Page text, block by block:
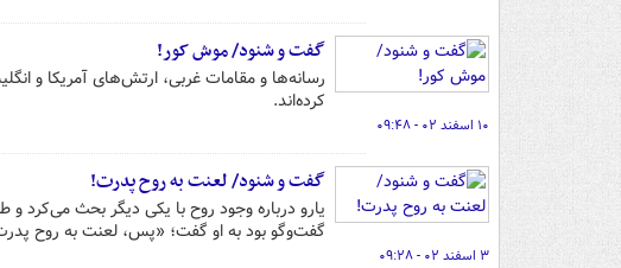
گفت و شنود/ موش کور!
رسانه‌ها و مقامات غربی، ارتش‌های آمریکا و
کرده‌اند.
۱۰ اسفند ۰۲ - ۰۹:۴۸
گفت و شنود/ لعنت به روح پدرت!
یارو درباره وجود روح با یکی دیگر بحث می‌کرد
گفت‌وگو بود به او گفت؛ «‌پس، لعنت به روح
۳ اسفند ۰۲ - ۰۹:۲۸